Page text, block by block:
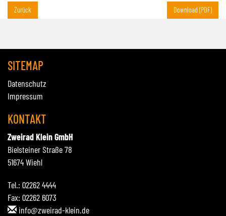
Zurück Download (PDF)
SITEMAP
Datenschutz
Impressum
KONTAKT
Zweirad Klein GmbH
Bielsteiner Straße 78
51674 Wiehl
Tel.: 02262 4444
Fax: 02262 6073
info@zweirad-klein.de